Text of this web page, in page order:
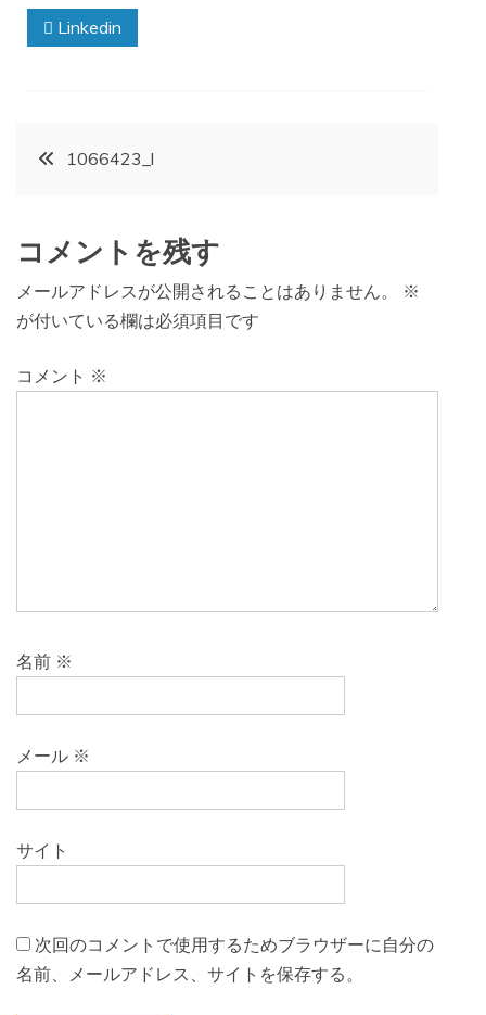
Linkedin
投
ナ
ビ
ゲ
ン
1066423_l
コメントを残す
メールアドレスが公開されることはありません。
※
が付いている欄は必須項目です
コメント ※
名前 ※
メール ※
サイト
次回のコメントで使用するためブラウザーに自分の
名前、メールアドレス、サイトを保存する。